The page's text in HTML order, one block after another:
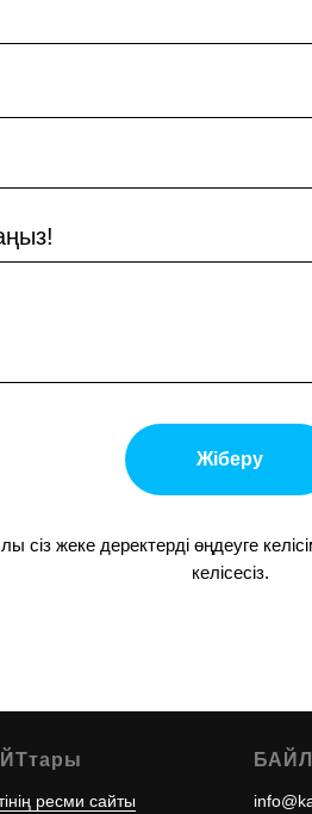
Жіберу
сіз жеке деректерді өңдеуге
келісесіз.
ресми сайты